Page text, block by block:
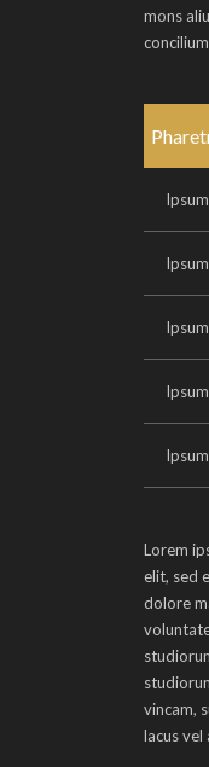
mons
Ipsum
Ipsum
Ipsum
Ipsum
Ipsum
Lorem
elit, sed
dolore
vincam,
lacus vel